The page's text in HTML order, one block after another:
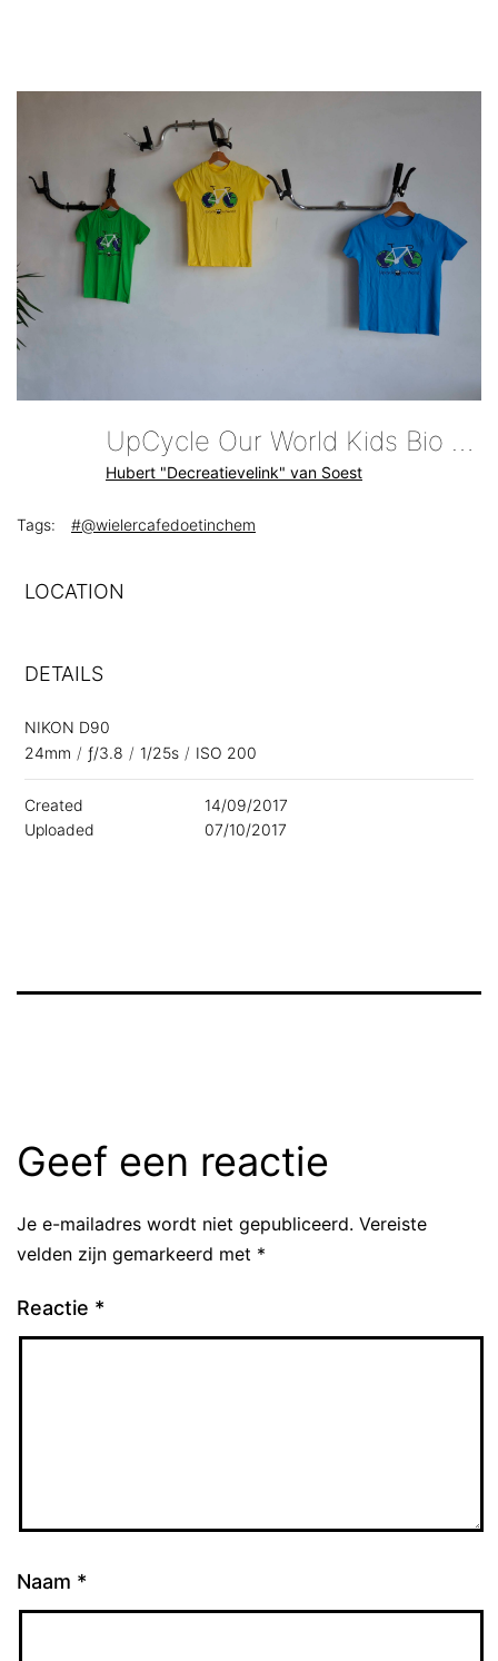
UpCycle Our World Kids Bio Katoenen T-Shirt Aan De Hangjefietsaaneenstuuraandemuur Fietsophangers
Hubert "Decreatievelink" van Soest
Tags: #@wielercafedoetinchem
LOCATION
DETAILS
NIKON D90
24mm / ƒ/3.8 / 1/25s / ISO 200
Created
14/09/2017
Uploaded
07/10/2017
Geef een reactie
Je e-mailadres wordt niet gepubliceerd. Vereiste
velden zijn gemarkeerd met *
Reactie *
Naam *